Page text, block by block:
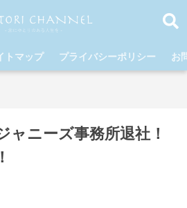
トマップ プライバシーポリシー お
ニーズ事務所退社！